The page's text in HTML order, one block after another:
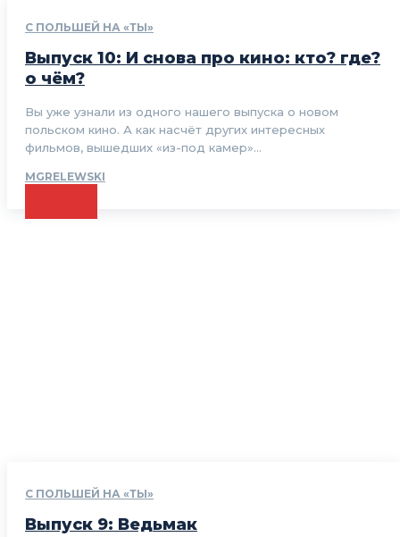
С ПОЛЬШЕЙ НА «ТЫ»
Выпуск 10: И снова про кино: кто? где?
о чём?
Вы уже узнали из одного нашего выпуска о новом
польском кино. А как насчёт других интересных
фильмов, вышедших «из-под камер»...
MGRELEWSKI
С ПОЛЬШЕЙ НА «ТЫ»
Выпуск 9: Ведьмак